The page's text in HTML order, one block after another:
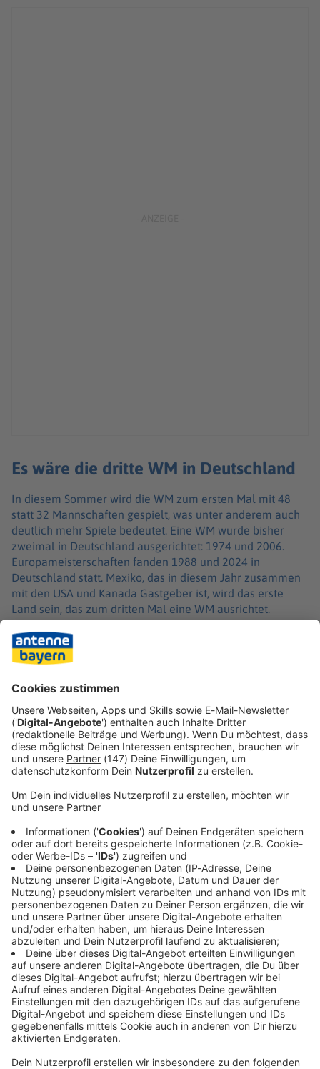
Es wäre die dritte WM in Deutschland
In diesem Sommer wird die WM zum ersten Mal mit 48
statt 32 Mannschaften gespielt, was unter anderem auch
deutlich mehr Spiele bedeutet. Eine WM wurde bisher
zweimal in Deutschland ausgerichtet: 1974 und 2006.
Europameisterschaften fanden 1988 und 2024 in
Deutschland statt. Mexiko, das in diesem Jahr zusammen
mit den USA und Kanada Gastgeber ist, wird das erste
Land sein, das zum dritten Mal eine WM ausrichtet.
Neben der WM-Endrunde 2030, die 100 Jahre nach dem
ersten WM-Turnier im damaligen Gastgeberland Uruguay,
aber auch in Argentinien, Paraguay, Spanien, Portugal und
Marokko ausgespielt wird, ist auch die Endrunde für 2034
Immer auf dem Laufenden
bleiben!
Verpass' nichts mehr - mit unserem kostenlosen
ANTENNE BAYERN Newsletter. Ob Nachrichten,